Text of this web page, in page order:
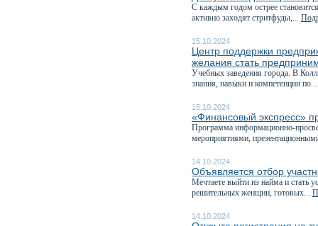
С каждым годом острее
активно заходят стритфуды,...
15.10.2024
Центр поддержки
желания стать
Учебных заведения города. В
знания, навыки и компетенции
15.10.2024
«Финансовый экспресс»
Программа информационно-
мероприятиями,
14.10.2024
Объявляется отбор
Мечтаете выйти из найма и
решительных женщин, готовых...
14.10.2024